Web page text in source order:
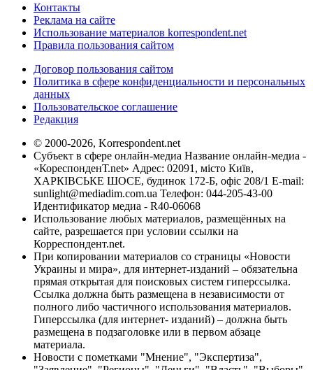
Контакты
Реклама на сайте
Использование материалов korrespondent.net
Правила пользования сайтом
Договор пользования сайтом
Политика в сфере конфиденциальности и персональных
данных
Пользовательское соглашение
Редакция
© 2000-2026, Korrespondent.net
Субъект в сфере онлайн-медиа Название онлайн-медиа -
«КореспонденТ.net» Адрес: 02091, місто Київ,
ХАРКІВСЬКЕ ШОСЕ, будинок 172-Б, офіс 208/1 E-mail:
sunlight@mediadim.com.ua Телефон: 044-205-43-00
Идентификатор медиа - R40-06068
Использование любых материалов, размещённых на
сайте, разрешается при условии ссылки на
Корреспондент.net.
При копировании материалов со страницы «Новости
Украины и мира», для интернет-изданий – обязательна
прямая открытая для поисковых систем гиперссылка.
Ссылка должна быть размещена в независимости от
полного либо частичного использования материалов.
Гиперссылка (для интернет- изданий) – должна быть
размещена в подзаголовке или в первом абзаце
материала.
Новости с пометками "Мнение", "Экспертиза",